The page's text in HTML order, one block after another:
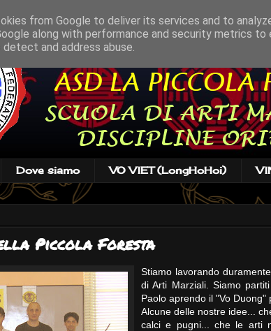
Dove siamo VO VIET (LongHoHoi)
Piccola Foresta
Stiamo lavorando
di Arti Marziali. Siamo
Paolo aprendo il "Vo Duong"
Alcune delle nostre idee...
calci e pugni... che le arti
from Google to deliver its services and to
along with performance and security metrics
and address abuse.